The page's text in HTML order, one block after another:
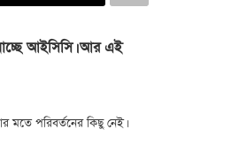
যাচ্ছে আইসিসি। আর এই
মতে পরিবর্তনের কিছু নেই।